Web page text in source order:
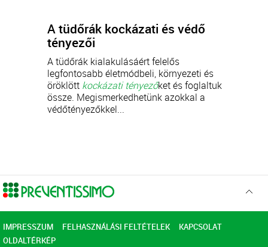
A tüdőrák kockázati és védő
tényezői
A tüdőrák kialakulásáért felelős
legfontosabb életmódbeli, környezeti és
öröklött kockázati tényezőket és foglaltuk
össze. Megismerkedhetünk azokkal a
védőtényezőkkel...
elejére
IMPRESSZUM
FELHASZNÁLÁSI FELTÉTELEK
KAPCSOLAT
OLDALTÉRKÉP